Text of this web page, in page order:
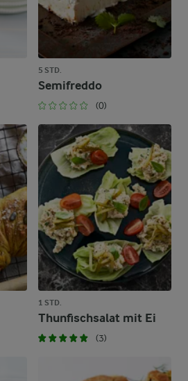
5 STD.
Semifreddo
(0)
1 STD.
Thunfischsalat mit Ei
(3)